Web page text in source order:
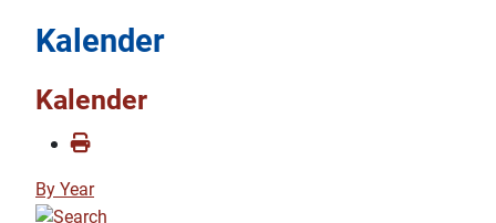
Kalender
Kalender
By Year